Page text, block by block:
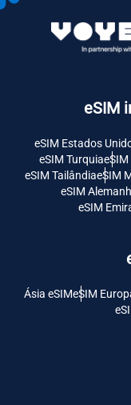
eSIM
eSIM Estados
eSIM Turquia
eSIM TailândiaeSIM
eSIM
eSIM
Ásia eSIMeSIM